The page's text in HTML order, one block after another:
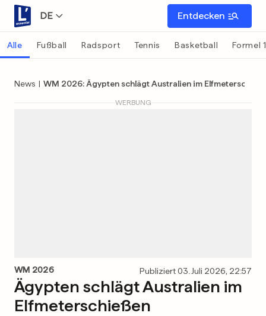
DE Entdecken
Alle Fußball Radsport Tennis Basketball Formel 1
News | WM 2026: Ägypten schlägt Australien im
WERBUNG
WM 2026 Publiziert 03. Juli 2026, 22:57
Ägypten schlägt Australien im
Elfmeterschießen